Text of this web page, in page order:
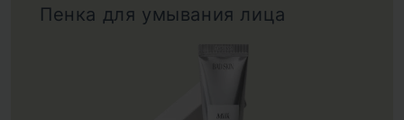
Пенка для умывания лица